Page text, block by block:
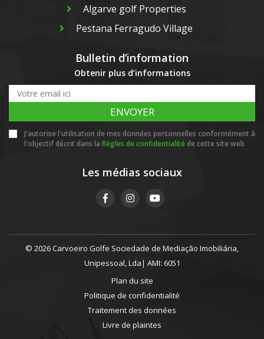
Algarve golf Properties
Pestana Ferragudo Village
Bulletin d’information
Obtenir plus d’informations
ENVOYER
J'autorise l'utilisation de mes données personnelles conformément à
l'objectif décrit dans la Règles de confidentialité de cette site web
Les médias sociaux
© 2026 Carvoeiro Golfe Sociedade de Mediação Imobiliária,
Unipessoal, Lda| AMI: 6051
Plan du site
Politique de confidentialité
Traitement des données
Livre de plaintes